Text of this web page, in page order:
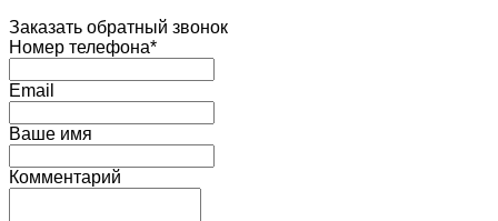
Заказать обратный звонок
Номер телефона*
Email
Ваше имя
Комментарий